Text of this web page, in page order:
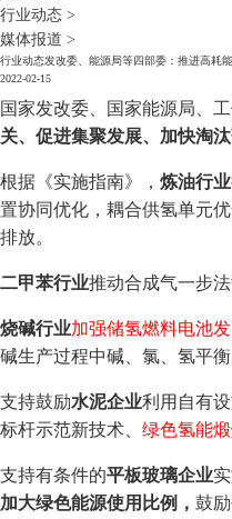
行业动态 >
媒体报道 >
行业动态发改委、能源局等四部委：推进高耗
2022-02-15
国家发改委、国家能源局、
关、促进集聚发展、加快淘
根据《实施指南》， 炼油行业
置协同优化，耦合供氢单元
排放。
二甲苯行业推动合成气一步法
烧碱行业加强储氢燃料电池
碱生产过程中碱、氯、氢平
支持鼓励水泥企业利用自有
标杆示范新技术、 绿色氢能
支持有条件的平板玻璃企业
加大绿色能源使用比例， 鼓